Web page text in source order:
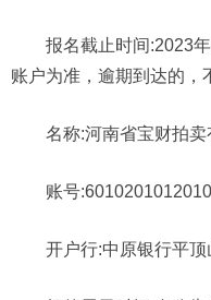
报名截止时间:2023
账户为准，逾期到达的，
名称:河南省宝财拍卖
账号
开户行:中原银行平